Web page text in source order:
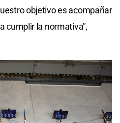
objetivo es acompañar
cumplir la normativa”,